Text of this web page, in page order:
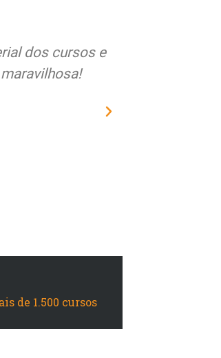
dos cursos e
de 1.500 cursos